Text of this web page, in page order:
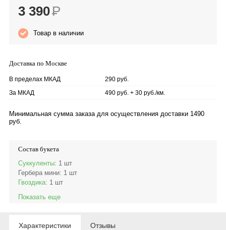
3 390Р
Товар в наличии
Доставка по Москве
В пределах МКАД
290 руб.
За МКАД
490 руб. + 30 руб./км.
Минимальная сумма заказа для осуществления доставки 1490
руб.
Состав букета
Суккуленты: 1 шт
Гербера мини: 1 шт
Гвоздика: 1 шт
Показать еще
Характеристики Отзывы